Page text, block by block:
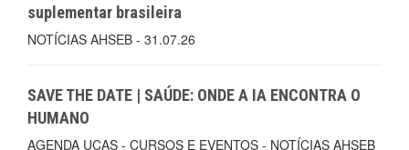
suplementar brasileira
NOTÍCIAS AHSEB - 31.07.26
SAVE THE DATE | SAÚDE: ONDE A IA ENCONTRA O
HUMANO
AGENDA UCAS - CURSOS E EVENTOS - NOTÍCIAS AHSEB